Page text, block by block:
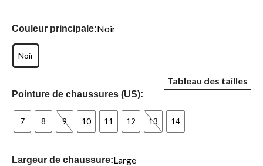
page.
Couleur principale:Noir
Noir
Pointure de chaussures (US):
Tableau des tailles
7 8 9 10 11 12 13 14
Largeur de chaussure:Large